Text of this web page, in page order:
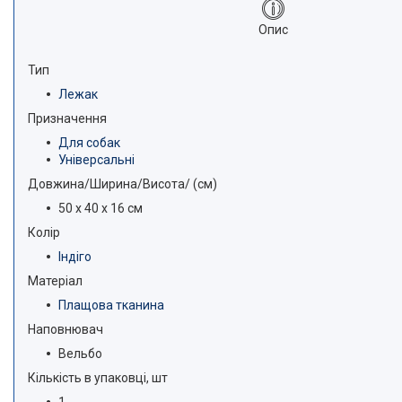
Опис
Тип
Лежак
Призначення
Для собак
Універсальні
Довжина/Ширина/Висота/ (см)
50 х 40 х 16 см
Колір
Індіго
Матеріал
Плащова тканина
Наповнювач
Вельбо
Кількість в упаковці, шт